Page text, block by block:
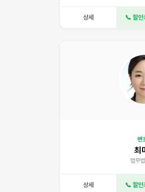
상세 📞 할인
변
최
법무
상세 📞 할인